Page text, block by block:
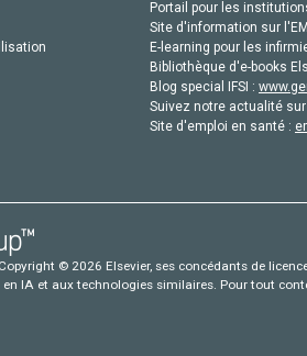
Portail pour les
Site d'information sur
E-learning pour les
Bibliothèque d'e-books
Blog special IFSI :
Suivez notre actualité
Site d'emploi en santé :
© 2026 Elsevier, ses concédants de
IA et aux technologies similaires. Pour tout